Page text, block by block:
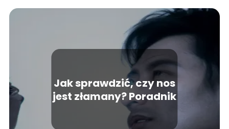
Jak sprawdzić, czy nos
jest złamany? Poradnik